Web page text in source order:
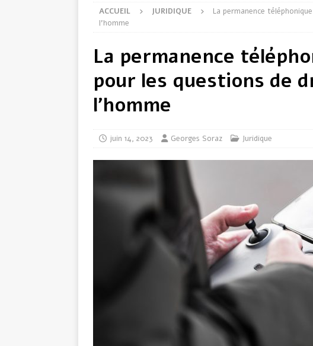
ACCUEIL JURIDIQUE
La permanence
l’homme
La permanence
pour les questions de
l’homme
juin 14, 2023 Georges Soraz Juridique